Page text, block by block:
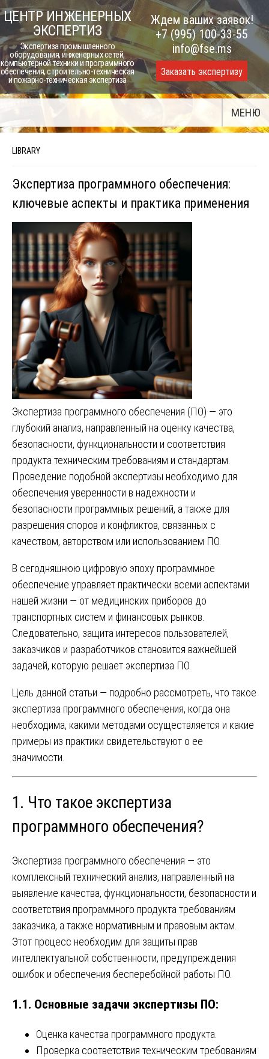
Skip
to
content
ЦЕНТР ИНЖЕНЕРНЫХ
ЭКСПЕРТИЗ
Экспертиза промышленного
оборудования, инженерных сетей,
компьютерной техники и программного
обеспечения, строительно-техническая
и пожарно-техническая экспертиза
Ждем ваших заявок!
+7 (995) 100-33-55
info@fse.ms
Заказать экспертизу
МЕНЮ
LIBRARY
Экспертиза программного обеспечения:
ключевые аспекты и практика применения
Экспертиза программного обеспечения (ПО) — это
глубокий анализ, направленный на оценку качества,
безопасности, функциональности и соответствия
продукта техническим требованиям и стандартам.
Проведение подобной экспертизы необходимо для
обеспечения уверенности в надежности и
безопасности программных решений, а также для
разрешения споров и конфликтов, связанных с
качеством, авторством или использованием ПО.
В сегодняшнюю цифровую эпоху программное
обеспечение управляет практически всеми аспектами
нашей жизни — от медицинских приборов до
транспортных систем и финансовых рынков.
Следовательно, защита интересов пользователей,
заказчиков и разработчиков становится важнейшей
задачей, которую решает экспертиза ПО.
Цель данной статьи — подробно рассмотреть, что такое
экспертиза программного обеспечения, когда она
необходима, какими методами осуществляется и какие
примеры из практики свидетельствуют о ее
значимости.
1. Что такое экспертиза
программного обеспечения?
Экспертиза программного обеспечения — это
комплексный технический анализ, направленный на
выявление качества, функциональности, безопасности и
соответствия программного продукта требованиям
заказчика, а также нормативным и правовым актам.
Этот процесс необходим для защиты прав
интеллектуальной собственности, предупреждения
ошибок и обеспечения бесперебойной работы ПО.
1.1. Основные задачи экспертизы ПО:
Оценка качества программного продукта.
Проверка соответствия техническим требованиям